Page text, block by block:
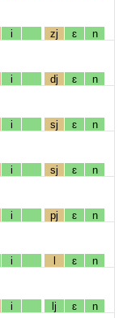
i zj ɛ n
i dj ɛ n
i sj ɛ n
i sj ɛ n
i pj ɛ n
i l ɛ n
i lj ɛ n